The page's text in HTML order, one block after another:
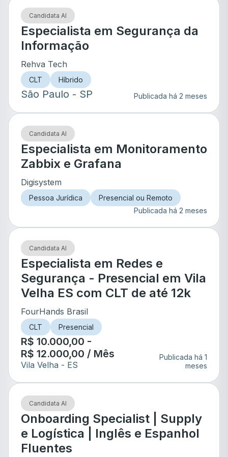
Candidata AI
Especialista em Segurança da
Informação
Rehva Tech
CLT Híbrido
São Paulo - SP Publicada há 2 meses
Candidata AI
Especialista em Monitoramento
Zabbix e Grafana
Digisystem
Pessoa Jurídica
Presencial ou Remoto
Publicada há 2 meses
Candidata AI
Especialista em Redes e
Segurança - Presencial em Vila
Velha ES com CLT de até 12k
FourHands Brasil
CLT Presencial
R$ 10.000,00 -
R$ 12.000,00 / Mês
Vila Velha - ES
Publicada há 1
meses
Candidata AI
Onboarding Specialist | Supply
e Logística | Inglês e Espanhol
Fluentes